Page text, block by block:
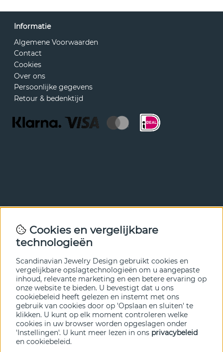
Informatie
Algemene Voorwaarden
Contact
Cookies
Over ons
Persoonlijke gegevens
Retour & bedenktijd
Met onze nieuwsbrief ben je als eerste op de hoogte van
nieuws en aanbiedingen. Meld je hieronder aan.
VERZENDEN
Cookies en vergelijkbare
technologieën
Scandinavian Jewelry Design gebruikt cookies en
vergelijkbare opslagtechnologieën om u aangepaste
inhoud, relevante marketing en een betere ervaring op
onze website te bieden. U bevestigt dat u ons
cookiebeleid heeft gelezen en instemt met ons
gebruik van cookies door op 'Opslaan en sluiten' te
klikken. U kunt op elk moment controleren welke
cookies in uw browser worden opgeslagen onder
'Instellingen'. U kunt meer lezen in ons privacybeleid
en cookiebeleid.